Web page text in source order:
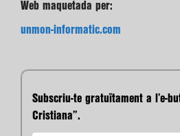
Web maquetada per:
unmon-informatic.com
Subscriu-te gratuïtament a l’e-
Cristiana”.